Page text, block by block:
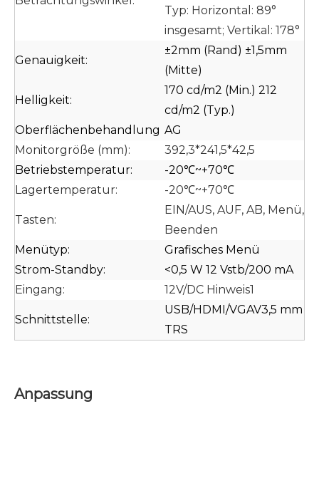
Typ: Horizontal: 89°
insgesamt; Vertikal: 178°
Genauigkeit:
±2mm (Rand) ±1,5mm
(Mitte)
Helligkeit:
170 cd/m2 (Min.) 212
cd/m2 (Typ.)
Oberflächenbehandlung AG
Monitorgröße (mm):
392,3*241,5*42,5
Betriebstemperatur:
-20℃~+70℃
Lagertemperatur:
-20℃~+70℃
Tasten:
EIN/AUS, AUF, AB, Menü,
Beenden
Menütyp:
Grafisches Menü
Strom-Standby:
<0,5 W 12 Vstb/200 mA
Eingang:
12V/DC Hinweis1
Schnittstelle:
USB/HDMI/VGAV3,5 mm
TRS
Anpassung